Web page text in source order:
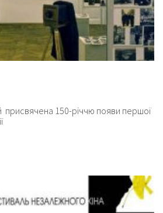
присвячена 150-річчю появи першої